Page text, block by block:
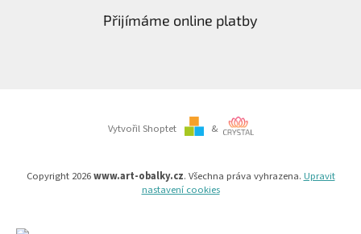
Přijímáme online platby
Vytvořil Shoptet &
Copyright 2026www.art-obalky.cz. Všechna práva vyhrazena. Upravit
nastavení cookies